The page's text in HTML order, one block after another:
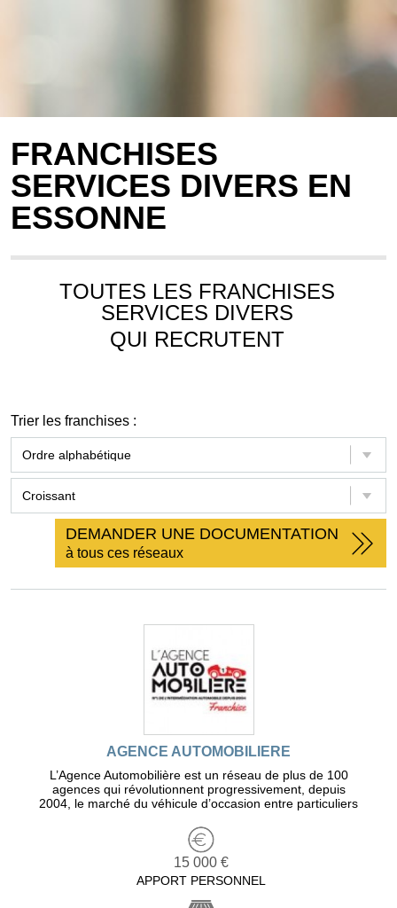
FRANCHISES
SERVICES DIVERS EN
ESSONNE
TOUTES LES FRANCHISES
SERVICES DIVERS
QUI RECRUTENT
Trier les franchises :
DEMANDER UNE DOCUMENTATION
à tous ces réseaux
AGENCE AUTOMOBILIERE
L’Agence Automobilière est un réseau de plus de 100
agences qui révolutionnent progressivement, depuis
2004, le marché du véhicule d’occasion entre particuliers
15 000 €
APPORT PERSONNEL